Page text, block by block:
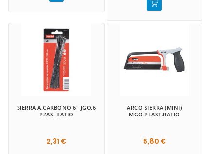
SIERRA A.CARBONO 6" JGO.6
PZAS. RATIO
2,31 €
ARCO SIERRA (MINI)
MGO.PLAST.RATIO
5,80 €